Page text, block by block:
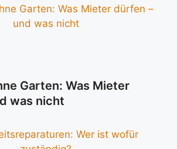
Garten: Was Mieter
was nicht